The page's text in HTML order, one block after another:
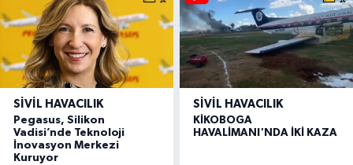
SIVIL HAVACILIK
Pegasus, Silikon
Vadisi’nde Teknoloji
İnovasyon Merkezi
Kuruyor
SIVIL HAVACILIK
KİKOBOGA
HAVALİMANI'NDA İKİ KAZA